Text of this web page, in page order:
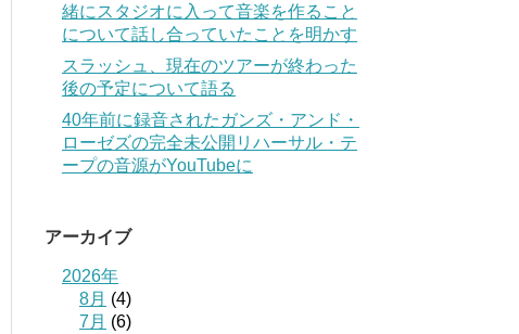
緒にスタジオに入って音楽を作ること
について話し合っていたことを明かす
スラッシュ、現在のツアーが終わった
後の予定について語る
40年前に録音されたガンズ・アンド・
ローゼズの完全未公開リハーサル・テ
ープの音源がYouTubeに
アーカイブ
2026年
8月 (4)
7月 (6)